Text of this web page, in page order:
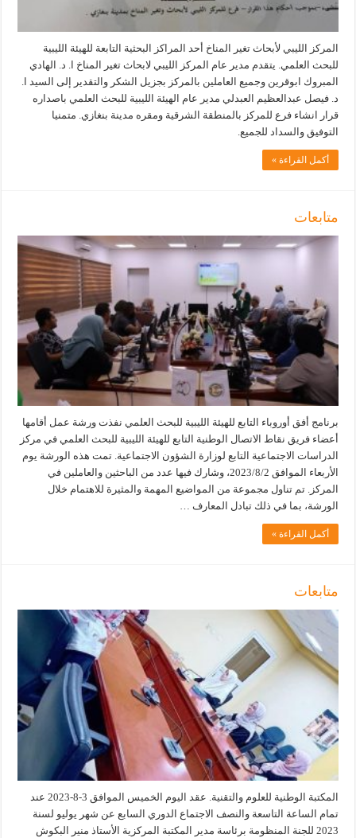
المركز الليبي لأبحاث تغير المناخ أحد المراكز البحثية التابعة للهيئة الليبية
للبحث العلمي. يتقدم مدير عام المركز الليبي لابحاث تغير المناخ ا. د. الهادي
المبروك ابوقرين وجميع العاملين بالمركز بجزيل الشكر والتقدير إلى السيد ا.
د. فيصل عبدالعظيم العبدلي مدير عام الهيئة الليبية للبحث العلمي باصداره
قرار انشاء فرع للمركز بالمنطقة الشرقية ومقره مدينة بنغازي. متمنيا
التوفيق والسداد للجميع.
أكمل القراءة »
متابعات
برنامج أفق أوروباء التابع للهيئة الليبية للبحث العلمي نفذت ورشة عمل أقامها
أعضاء فريق نقاط الاتصال الوطنية التابع للهيئة الليبية للبحث العلمي في مركز
الدراسات الاجتماعية التابع لوزارة الشؤون الاجتماعية. تمت هذه الورشة يوم
الأربعاء الموافق 2023/8/2، وشارك فيها عدد من الباحثين والعاملين في
المركز. تم تناول مجموعة من المواضيع المهمة والمثيرة للاهتمام خلال
الورشة، بما في ذلك تبادل المعارف …
أكمل القراءة »
متابعات
المكتبة الوطنية للعلوم والتقنية. عقد اليوم الخميس الموافق 3-8-2023 عند
تمام الساعة التاسعة والنصف الاجتماع الدوري السابع عن شهر يوليو لسنة
2023 للجنة المنظومة برئاسة مدير المكتبة المركزية الأستاذ منير البكوش